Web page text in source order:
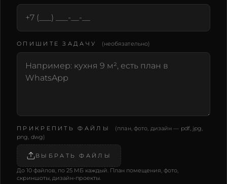
ОПИШИТЕ ЗАДАЧУ (необязательно)
ПРИКРЕПИТЬ ФАЙЛЫ
(план, фото, дизайн — pdf, jpg,
png, dwg)
ВЫБРАТЬ ФАЙЛЫ
До 10 файлов, по 25 МБ каждый. План помещения, фото,
скриншоты, дизайн-проекты.